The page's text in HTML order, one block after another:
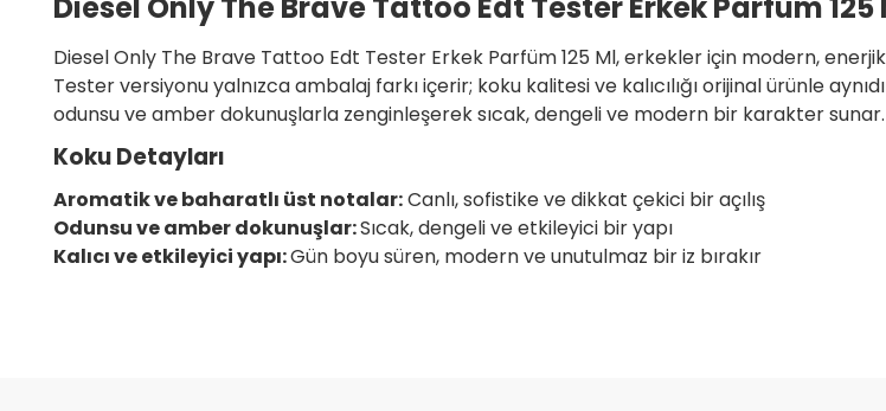
Diesel Only The Brave Tattoo Edt Tester Erkek Parfüm 125 Ml, erkekler için modern,
Tester versiyonu yalnızca ambalaj farkı içerir; koku kalitesi ve kalıcılığı orijinal ürünle
odunsu ve amber dokunuşlarla zenginleşerek sıcak, dengeli ve modern bir karakter sunar.
Koku Detayları
Aromatik ve baharatlı üst notalar:Canlı, sofistike ve dikkat çekici bir açılış
Odunsu ve amber dokunuşlar:Sıcak, dengeli ve etkileyici bir yapı
Kalıcı ve etkileyici yapı:Gün boyu süren, modern ve unutulmaz bir iz bırakır